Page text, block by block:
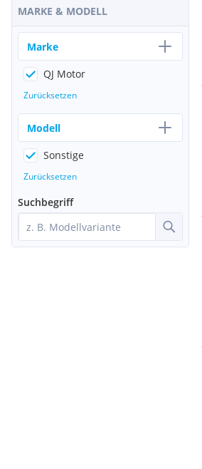
MARKE & MODELL
Marke
QJ Motor
Zurücksetzen
Modell
Sonstige
Zurücksetzen
Suchbegriff